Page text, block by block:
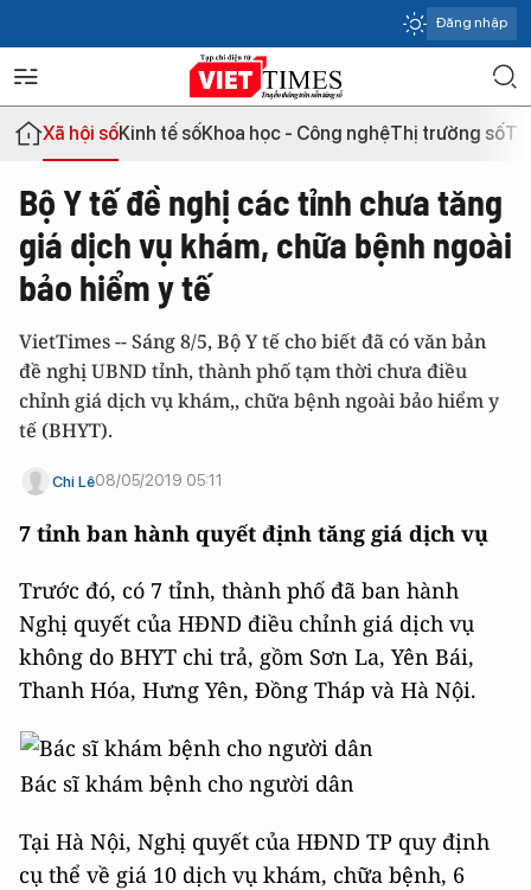
Đăng nhập
Xã hội sốKinh tế sốKhoa học - Công nghệThị trường số
Bộ Y tế đề nghị các tỉnh chưa tăng
giá dịch vụ khám, chữa bệnh ngoài
bảo hiểm y tế
VietTimes -- Sáng 8/5, Bộ Y tế cho biết đã có văn bản
đề nghị UBND tỉnh, thành phố tạm thời chưa điều
chỉnh giá dịch vụ khám,, chữa bệnh ngoài bảo hiểm y
tế (BHYT).
Chi Lê08/05/2019 05:11
7 tỉnh ban hành quyết định tăng giá dịch vụ
Trước đó, có 7 tỉnh, thành phố đã ban hành
Nghị quyết của HĐND điều chỉnh giá dịch vụ
không do BHYT chi trả, gồm Sơn La, Yên Bái,
Thanh Hóa, Hưng Yên, Đồng Tháp và Hà Nội.
Bác sĩ khám bệnh cho người dân
Tại Hà Nội, Nghị quyết của HĐND TP quy định
cụ thể về giá 10 dịch vụ khám, chữa bệnh, 6